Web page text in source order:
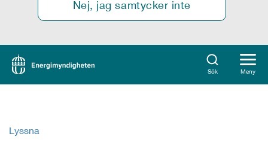
Nej, jag samtycker inte
Sök Meny
Lyssna